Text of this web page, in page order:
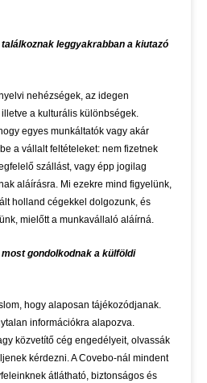
leggyakrabban a kiutazó
nehézségek, az idegen
a kulturális különbségek.
egyes munkáltatók vagy akár
a vállalt feltételeket: nem fizetnek
szállást, vagy épp jogilag
aláírásra. Mi ezekre mind figyelünk,
holland cégekkel dolgozunk, és
mielőtt a munkavállaló aláírná.
gondolkodnak a külföldi
hogy alaposan tájékozódjanak.
információkra alapozva.
közvetítő cég engedélyeit, olvassák
kérdezni. A Covebo-nál mindent
átlátható, biztonságos és